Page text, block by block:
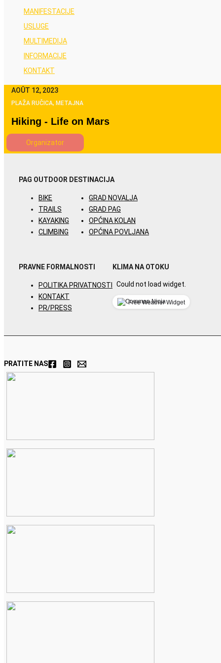
MANIFESTACIJE
USLUGE
MULTIMEDIJA
INFORMACIJE
KONTAKT
AOÛT 12, 2023
PLAŽA RUČICA, METAJNA
Hiking - Life on Mars
Organizator
PAG OUTDOOR
BIKE
TRAILS
KAYAKING
CLIMBING
DESTINACIJA
GRAD NOVALJA
GRAD PAG
OPĆINA KOLAN
OPĆINA POVLJANA
PRAVNE FORMALNOSTI
POLITIKA PRIVATNOSTI
KONTAKT
PR/PRESS
KLIMA NA OTOKU
Could not load widget.
Free Weather Widget
PRATITE NAS